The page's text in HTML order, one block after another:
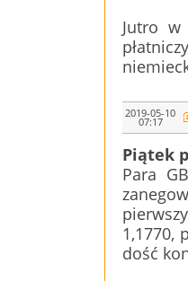
Jutro w
2019-05-10
07:17
Piątek
Para
1,1770,
dość